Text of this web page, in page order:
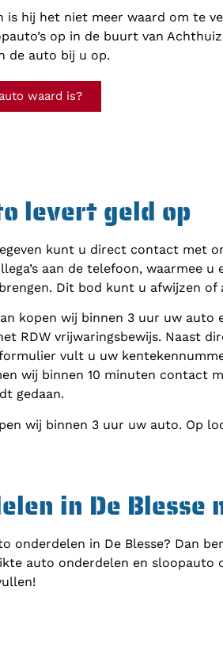
is hij het niet meer waard om te
op in de buurt van
de auto bij u op.
waard is?
levert geld op
kunt u direct contact met
aan de telefoon, waarmee
Dit bod kunt u afwijzen of
kopen wij binnen 3 uur uw
RDW vrijwaringsbewijs. Naast
vult u uw
wij binnen 10 minuten contact
gedaan.
wij binnen 3 uur uw auto. Op
in De Blesse
onderdelen in De Blesse? Dan
auto onderdelen en